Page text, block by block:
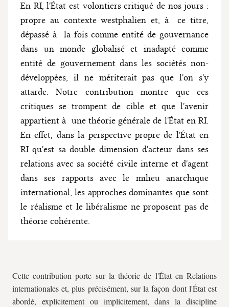
En RI, l'État est volontiers critiqué de nos jours :
propre au contexte westphalien et, à ce titre,
dépassé à la fois comme entité de gouvernance
dans un monde globalisé et inadapté comme
entité de gouvernement dans les sociétés non-
développées, il ne mériterait pas que l'on s'y
attarde. Notre contribution montre que ces
critiques se trompent de cible et que l'avenir
appartient à une théorie générale de l'État en RI.
En effet, dans la perspective propre de l'État en
RI qu'est sa double dimension d'acteur dans ses
relations avec sa société civile interne et d'agent
dans ses rapports avec le milieu anarchique
international, les approches dominantes que sont
le réalisme et le libéralisme ne proposent pas de
théorie cohérente.
Cette contribution porte sur la théorie de l'État en Relations
internationales et, plus précisément, sur la façon dont l'État est
abordé, explicitement ou implicitement, dans la discipline